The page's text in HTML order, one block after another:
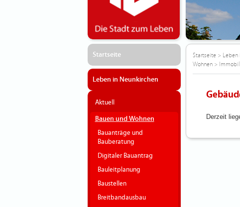
Startseite
Leben in Neunkirchen
Aktuell
Bauen und Wohnen
Bauanträge und
Bauberatung
Digitaler Bauantrag
Bauleitplanung
Baustellen
Breitbandausbau
Startseite> Leben
Wohnen>
Derzeit